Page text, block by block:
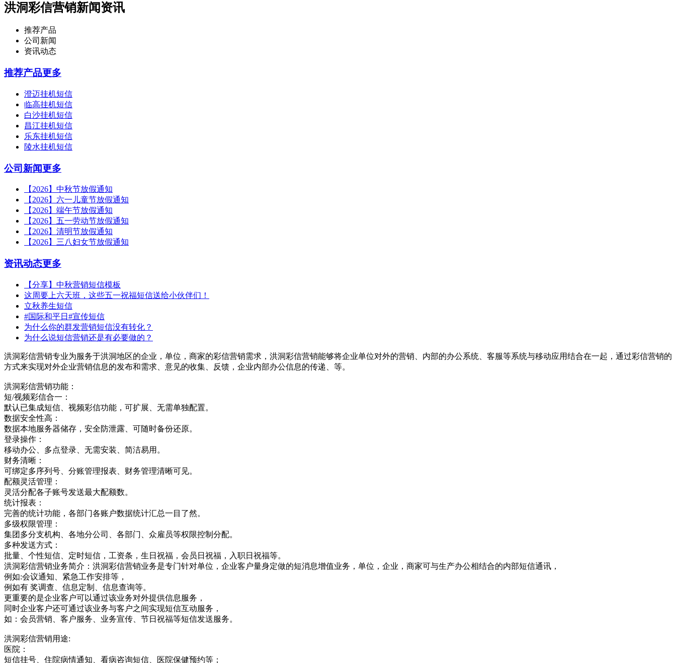
洪洞彩信营销新闻资讯
推荐产品
公司新闻
资讯动态
推荐产品更多
澄迈挂机短信
临高挂机短信
白沙挂机短信
昌江挂机短信
乐东挂机短信
陵水挂机短信
公司新闻更多
【2026】中秋节放假通知
【2026】六一儿童节放假通知
【2026】端午节放假通知
【2026】五一劳动节放假通知
【2026】清明节放假通知
【2026】三八妇女节放假通知
资讯动态更多
【分享】中秋营销短信模板
这周要上六天班，这些五一祝福短信送给小伙伴们！
立秋养生短信
#国际和平日#宣传短信
为什么你的群发营销短信没有转化？
为什么说短信营销还是有必要做的？
洪洞彩信营销专业为服务于洪洞地区的企业，单位，商家的彩信营销需求，洪洞彩信营销能够将企业单位对外的营销、内部的办公系统、客服等系统与移动应用结合在一起，通过彩信营销的
方式来实现对外企业营销信息的发布和需求、意见的收集、反馈，企业内部办公信息的传递、等。
洪洞彩信营销功能：
短/视频彩信合一：
默认已集成短信、视频彩信功能，可扩展、无需单独配置。
数据安全性高：
数据本地服务器储存，安全防泄露、可随时备份还原。
登录操作：
移动办公、多点登录、无需安装、简洁易用。
财务清晰：
可绑定多序列号、分账管理报表、财务管理清晰可见。
配额灵活管理：
灵活分配各子账号发送最大配额数。
统计报表：
完善的统计功能，各部门各账户数据统计汇总一目了然。
多级权限管理：
集团多分支机构、各地分公司、各部门、众雇员等权限控制分配。
多种发送方式：
批量、个性短信、定时短信，工资条，生日祝福，会员日祝福，入职日祝福等。
洪洞彩信营销业务简介：洪洞彩信营销业务是专门针对单位，企业客户量身定做的短消息增值业务，单位，企业，商家可与生产办公相结合的内部短信通讯，
例如:会议通知、紧急工作安排等，
例如有 奖调查、信息定制、信息查询等。
更重要的是企业客户可以通过该业务对外提供信息服务，
同时企业客户还可通过该业务与客户之间实现短信互动服务，
如：会员营销、客户服务、业务宣传、节日祝福等短信发送服务。
洪洞彩信营销用途:
医院：
短信挂号、住院病情通知、看病咨询短信、医院保健预约等；